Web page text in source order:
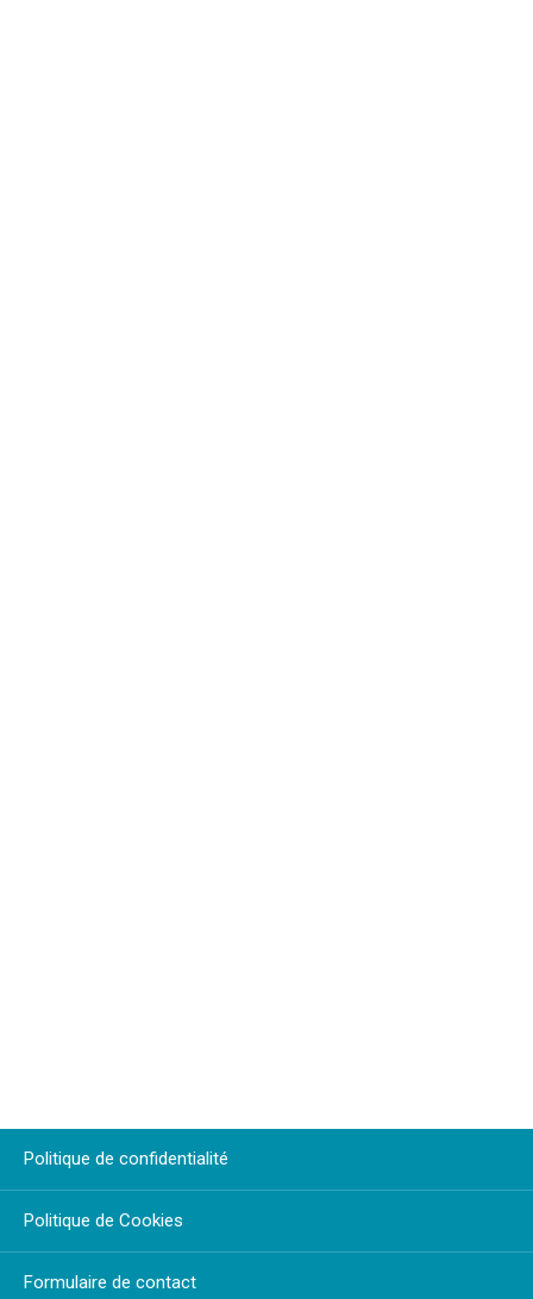
Politique de confidentialité
Politique de Cookies
Formulaire de contact